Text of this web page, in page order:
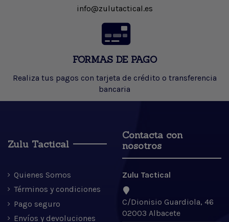
info@zulutactical.es
FORMAS DE PAGO
Realiza tus pagos con tarjeta de crédito o transferencia
bancaria
Zulu Tactical
Quienes Somos
Términos y condiciones
Pago seguro
Envíos y devoluciones
Contacta con
nosotros
Zulu Tactical
C/Dionisio Guardiola, 46
02003 Albacete